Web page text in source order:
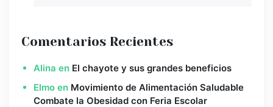
Comentarios Recientes
Alina en El chayote y sus grandes beneficios
Elmo en Movimiento de Alimentación Saludable
Combate la Obesidad con Feria Escolar